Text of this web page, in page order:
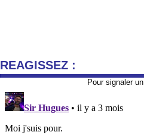
REAGISSEZ :
Pour signaler